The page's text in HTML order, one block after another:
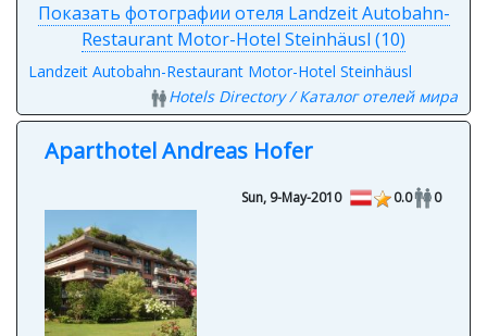
Показать фотографии отеля Landzeit Autobahn-
Restaurant Motor-Hotel Steinhäusl (10)
Landzeit Autobahn-Restaurant Motor-Hotel Steinhäusl
Hotels Directory / Каталог отелей мира
Aparthotel Andreas Hofer
Sun, 9-May-2010 0.0 0